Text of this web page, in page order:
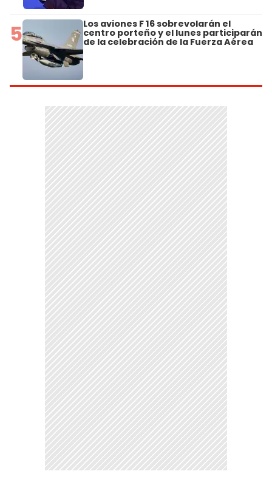
5 Los aviones F 16 sobrevolarán el
centro porteño y el lunes participarán
de la celebración de la Fuerza Aérea